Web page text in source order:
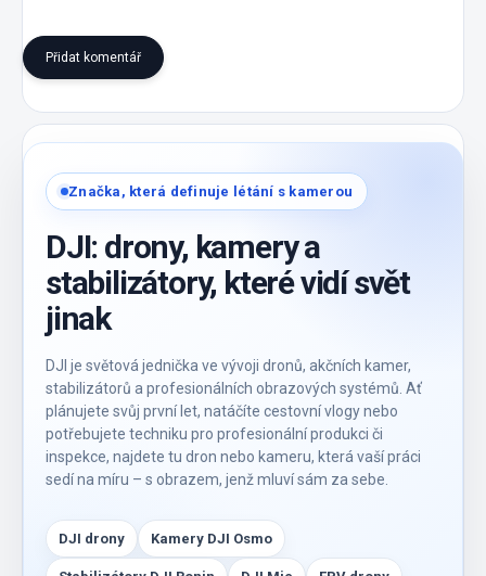
Přidat komentář
Značka, která definuje létání s kamerou
DJI: drony, kamery a
stabilizátory, které vidí svět
jinak
DJI je světová jednička ve vývoji dronů, akčních kamer,
stabilizátorů a profesionálních obrazových systémů. Ať
plánujete svůj první let, natáčíte cestovní vlogy nebo
potřebujete techniku pro profesionální produkci či
inspekce, najdete tu dron nebo kameru, která vaší práci
sedí na míru – s obrazem, jenž mluví sám za sebe.
DJI drony Kamery DJI Osmo